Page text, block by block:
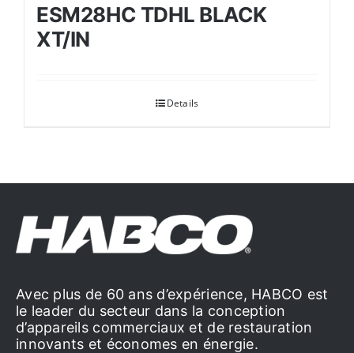
ESM28HC TDHL BLACK
XT/IN
Details
Avec plus de 60 ans d’expérience, HABCO est
le leader du secteur dans la conception
d’appareils commerciaux et de restauration
innovants et économes en énergie.